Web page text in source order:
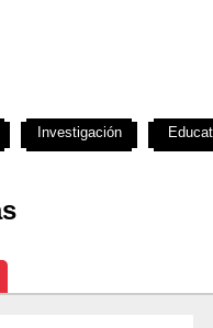
Investigación